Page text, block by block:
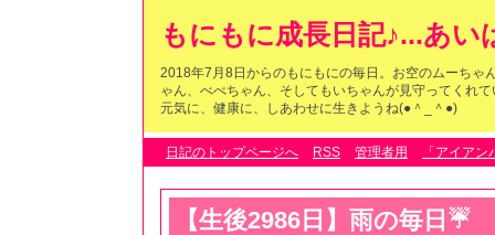
もにもに成長日記♪...あい
2018年7月8日からのもにもにの毎日。お空のムーちゃ
ゃん、べべちゃん、そしてもいちゃんが見守ってくれ
元気に、健康に、しあわせに生きようね(●＾_＾●)
日記のトップページへ RSS 管理者用 「アイア
【生後2986日】雨の毎日☔️